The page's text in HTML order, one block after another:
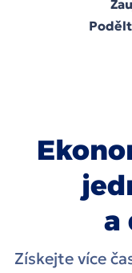
a
Získejte více